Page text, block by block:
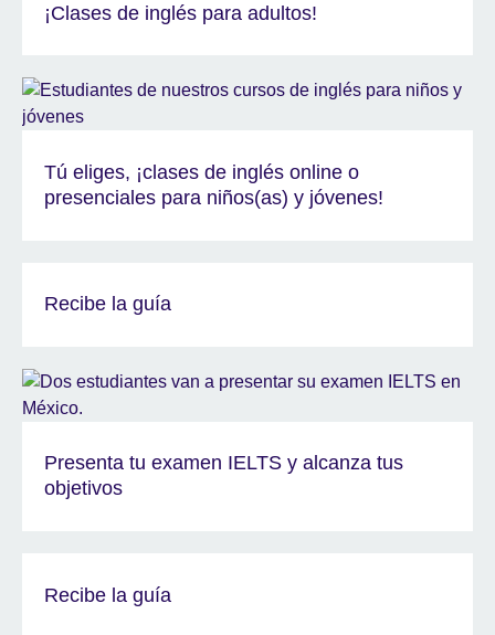
¡Clases de inglés para adultos!
Tú eliges, ¡clases de inglés online o
presenciales para niños(as) y jóvenes!
Recibe la guía
Presenta tu examen IELTS y alcanza tus
objetivos
Recibe la guía